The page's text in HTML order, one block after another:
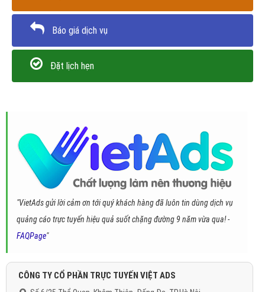
Báo giá dịch vụ
Đặt lịch hẹn
"VietAds gửi lời cảm ơn tới quý khách hàng đã luôn tin dùng dịch vụ
quảng cáo trực tuyến hiệu quả suốt chặng đường 9 năm vừa qua! -
FAQPage"
CÔNG TY CỔ PHẦN TRỰC TUYẾN VIỆT ADS